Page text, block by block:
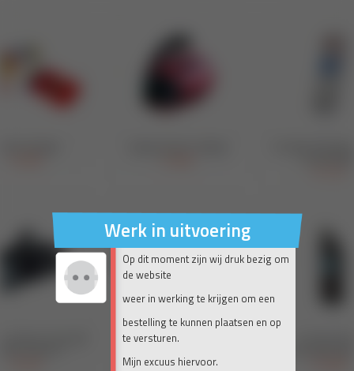
Werk in uitvoering
Op dit moment zijn wij druk bezig om
de website
weer in werking te krijgen om een
bestelling te kunnen plaatsen en op
te versturen.
Mijn excuus hiervoor.